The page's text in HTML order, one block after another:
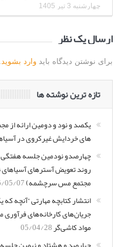
چهارشنبه 3 تیر 1405
ارسال یک نظر
برای نوشتن دیدگاه باید وارد بشوید
تازه ترین نوشته ها
یکصد و نود و دومین ارائه از
های خردایش غیرکروی در
چهارصدو نودمین جلسه هفتگی
مجتمع مس سرچشمه)05/07
انتشار کتابچه مهارتی “آنچه
جریان‌های کارخانه‌های فرآوری
مواد کاشی‌گر05/04/28